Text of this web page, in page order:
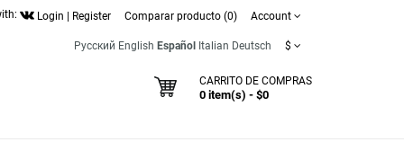
Login Register Comparar producto (0) Account
Русский English Español Italian Deutsch $
CARRITO DE COMPRAS
0 item(s) - $0